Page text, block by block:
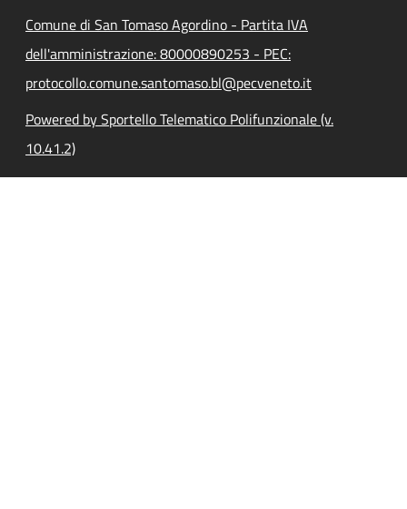
Comune di San Tomaso Agordino - Partita IVA
dell'amministrazione: 80000890253 - PEC:
protocollo.comune.santomaso.bl@pecveneto.it
Powered by Sportello Telematico Polifunzionale (v.
10.41.2)